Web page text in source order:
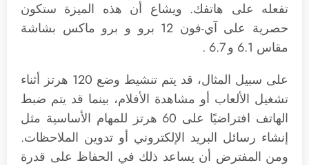
تفعله على هاتفك. ويشاع أن هذه الميزة ستكون
حصرية على آي-فون 12 برو و برو ماكس بشاشة
مقاس 6.1 و 6.7 .
على سبيل المثال، قد يتم تنشيط وضع 120 هرتز أثناء
تشغيل الألعاب أو مشاهدة الأفلام، بينما قد يتم ضبط
الهاتف افتراضيًا على 60 هرتز للمهام الأساسية مثل
إنشاء رسائل البريد الإلكتروني أو تدوين الملاحظات.
ومن المفترض أن يساعد ذلك في الحفاظ على قدرة